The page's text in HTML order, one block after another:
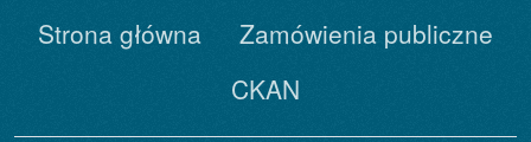
Strona główna
Zamówienia publiczne
CKAN